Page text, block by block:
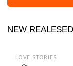
NEW REALESED
LOVE STORIES